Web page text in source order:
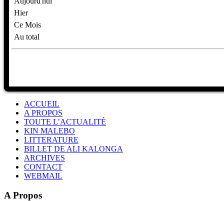
Hier
Ce Mois
Au total
ACCUEIL
A PROPOS
TOUTE L’ACTUALITÉ
KIN MALEBO
LITTERATURE
BILLET DE ALI KALONGA
ARCHIVES
CONTACT
WEBMAIL
A Propos